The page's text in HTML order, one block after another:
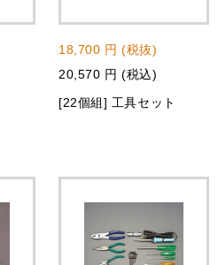
18,700 円 (税抜)
20,570 円 (税込)
[22個組] 工具セット